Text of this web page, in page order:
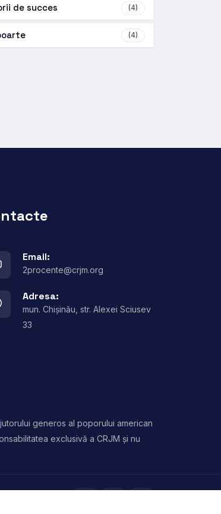
de succes (4)
(4)
Email:
2procente@crjm.org
Adresa:
mun. Chișinău, str. Alexei Sciusev
33
generos al poporului american
exclusivă a CRJM și nu